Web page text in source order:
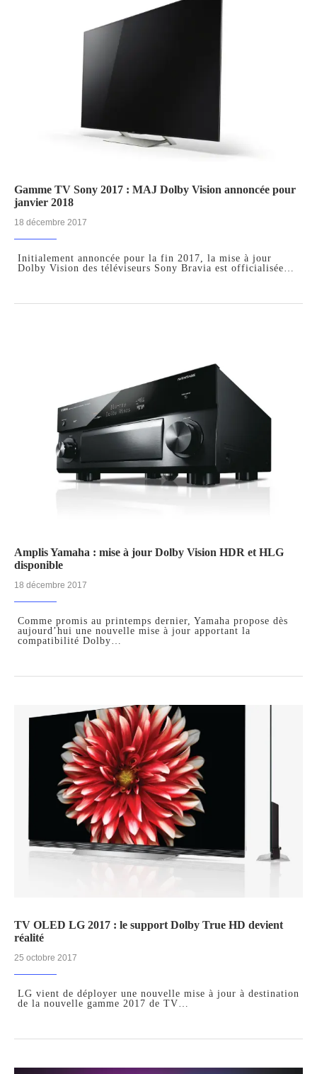
Gamme TV Sony 2017 : MAJ Dolby Vision annoncée pour
janvier 2018
18 décembre 2017
Initialement annoncée pour la fin 2017, la mise à jour
Dolby Vision des téléviseurs Sony Bravia est officialisée…
Amplis Yamaha : mise à jour Dolby Vision HDR et HLG
disponible
18 décembre 2017
Comme promis au printemps dernier, Yamaha propose dès
aujourd’hui une nouvelle mise à jour apportant la
compatibilité Dolby…
TV OLED LG 2017 : le support Dolby True HD devient
réalité
25 octobre 2017
LG vient de déployer une nouvelle mise à jour à destination
de la nouvelle gamme 2017 de TV…